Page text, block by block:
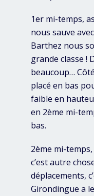
1er mi-temps,
nous sauve
Barthez nous
grande classe !
beaucoup…
placé en bas
faible en
en 2ème mi-
bas.
2ème mi-
c’est autre
déplacements,
Girondingue a